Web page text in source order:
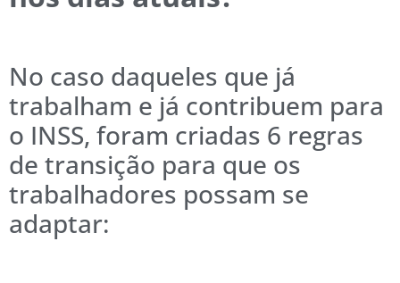
No caso daqueles que já
trabalham e já contribuem para
o INSS, foram criadas 6 regras
de transição para que os
trabalhadores possam se
adaptar: